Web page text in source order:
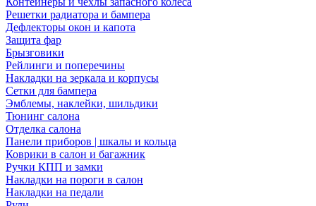
Решетки радиатора и бампера
Дефлекторы окон и капота
Защита фар
Брызговики
Рейлинги и поперечины
Накладки на зеркала и корпусы
Сетки для бампера
Эмблемы, наклейки, шильдики
Тюнинг салона
Отделка салона
Панели приборов | шкалы и кольца
Коврики в салон и багажник
Ручки КПП и замки
Накладки на пороги в салон
Накладки на педали